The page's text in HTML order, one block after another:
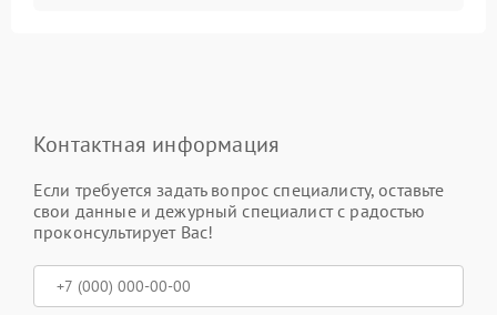
Контактная информация
Если требуется задать вопрос специалисту, оставьте
свои данные и дежурный специалист с радостью
проконсультирует Вас!